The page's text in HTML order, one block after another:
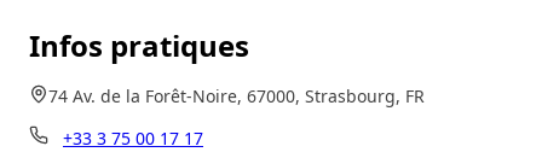
Infos pratiques
74 Av. de la Forêt-Noire, 67000, Strasbourg, FR
+33 3 75 00 17 17